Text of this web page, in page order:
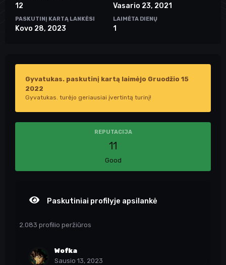
12 Vasario 23, 2021
PASKUTINĮ KARTĄ LANKĖSI
Kovo 28, 2023
LAIMĖTA DIENŲ
1
Gyvatukas. paskutinį kartą laimėjo Gruodžio 15
2022
Gyvatukas. turėjo geriausiai įvertintą turinį!
REPUTACIJA
11
Good
Paskutiniai profilyje apsilankė
2.083 profilio peržiūros
Wofka
Sausio 13, 2023